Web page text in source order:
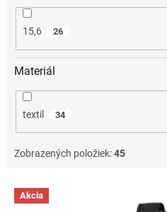
15,6 26
Materiál
textil 34
Zobrazených položiek:45
V Akcia